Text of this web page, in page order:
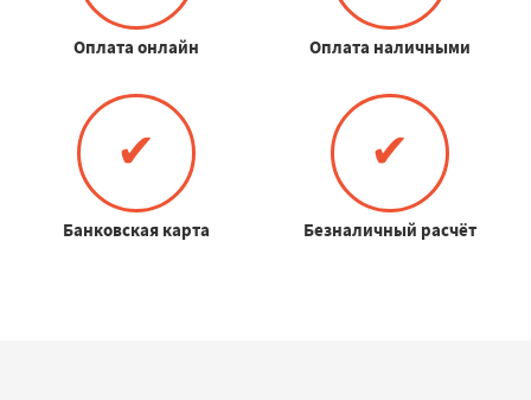
Оплата онлайн Оплата наличными
✔
Банковская карта
✔
Безналичный расчёт